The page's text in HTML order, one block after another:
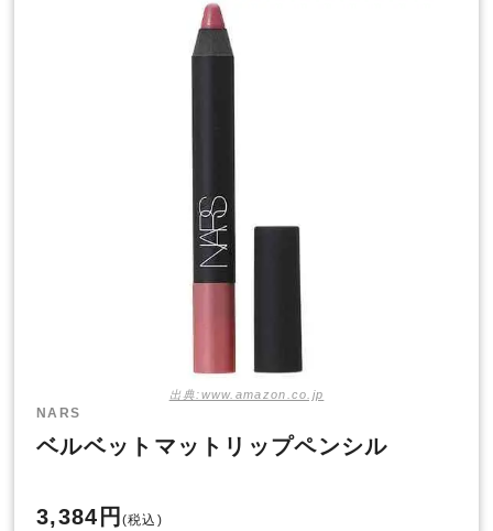
出典:www.amazon.co.jp
NARS
ベルベットマットリップペンシル
3,384円 (税込)